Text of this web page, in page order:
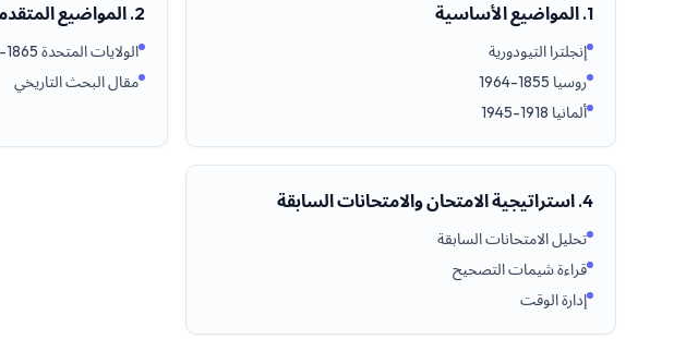
1. المواضيع الأساسية
إنجلترا التيودورية
روسيا 1855-1964
ألمانيا 1918-1945
2. المواضيع المتقدمة
الولايات المتحدة 1865-1992
مقال البحث التاريخي
4. استراتيجية الامتحان والامتحانات السابقة
تحليل الامتحانات السابقة
قراءة شيمات التصحيح
إدارة الوقت